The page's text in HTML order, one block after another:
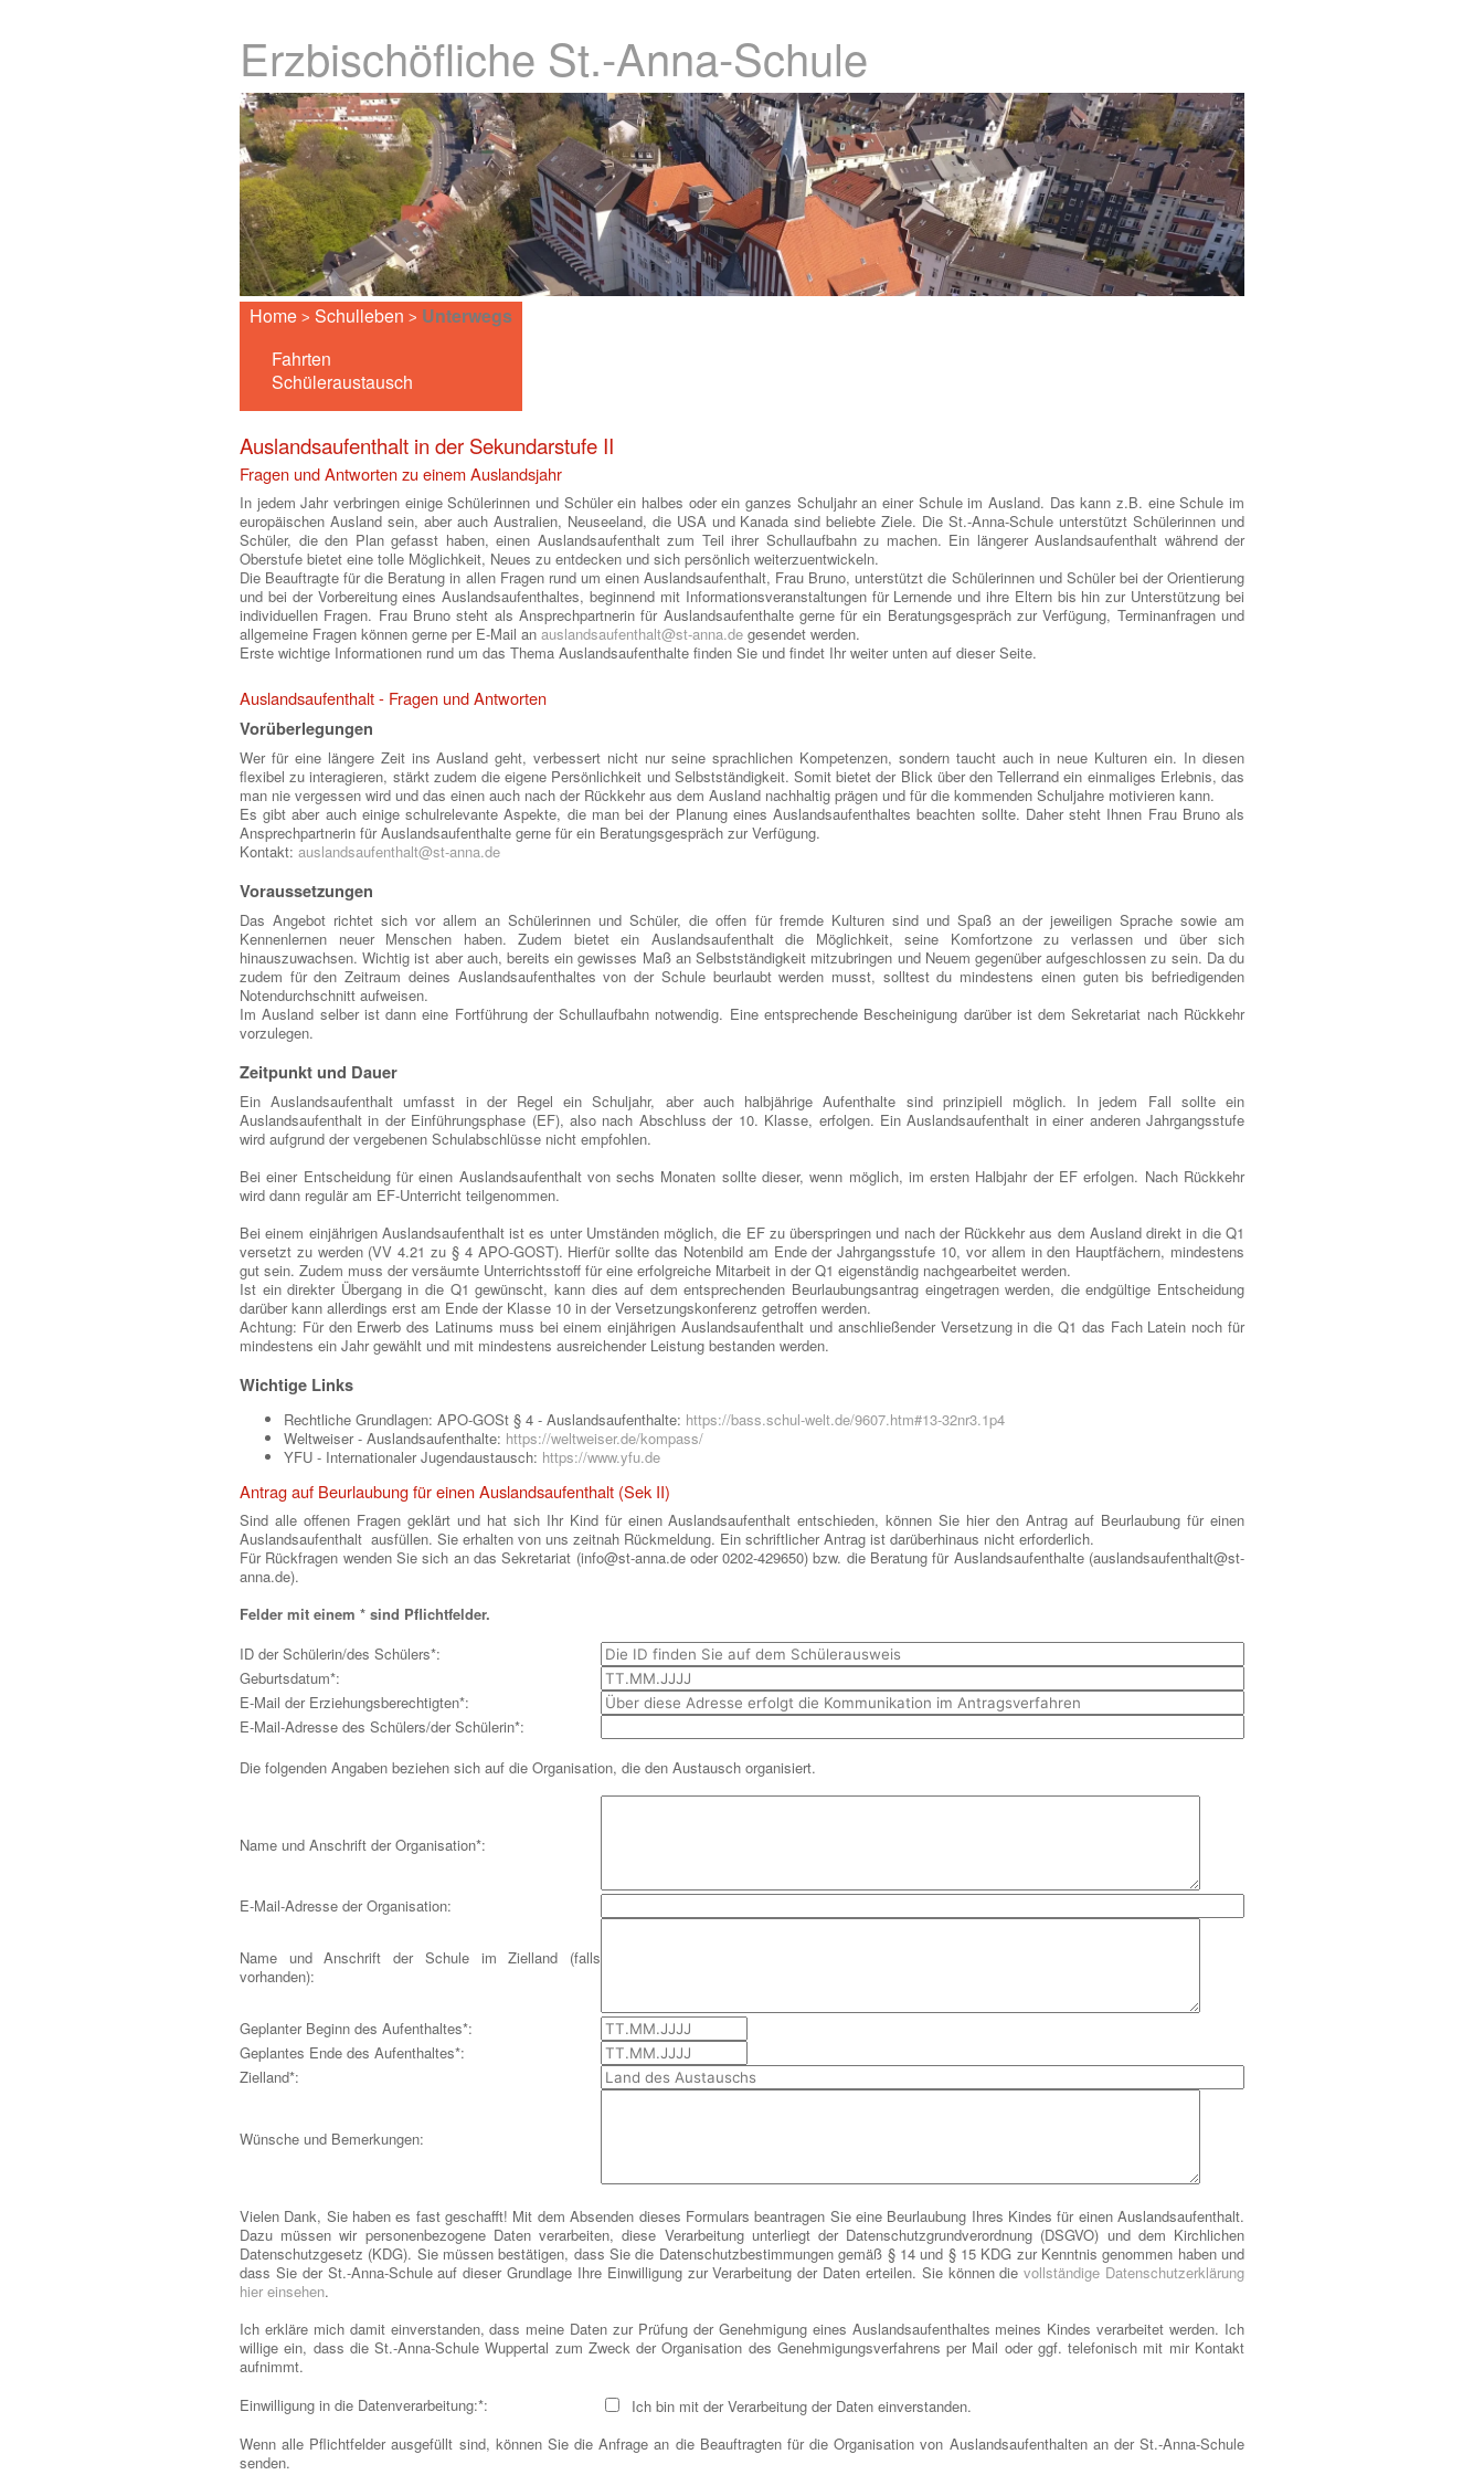
Erzbischöfliche St.-Anna-Schule
Home > Schulleben > Unterwegs
Fahrten
Schüleraustausch
Auslandsaufenthalt in der Sekundarstufe II
Fragen und Antworten zu einem Auslandsjahr
In jedem Jahr verbringen einige Schülerinnen und Schüler ein halbes oder ein ganzes Schuljahr an einer Schule im Ausland. Das kann z.B. eine Schule im
europäischen Ausland sein, aber auch Australien, Neuseeland, die USA und Kanada sind beliebte Ziele. Die St.-Anna-Schule unterstützt Schülerinnen und
Schüler, die den Plan gefasst haben, einen Auslandsaufenthalt zum Teil ihrer Schullaufbahn zu machen. Ein längerer Auslandsaufenthalt während der
Oberstufe bietet eine tolle Möglichkeit, Neues zu entdecken und sich persönlich weiterzuentwickeln.
Die Beauftragte für die Beratung in allen Fragen rund um einen Auslandsaufenthalt, Frau Bruno, unterstützt die Schülerinnen und Schüler bei der Orientierung
und bei der Vorbereitung eines Auslandsaufenthaltes, beginnend mit Informationsveranstaltungen für Lernende und ihre Eltern bis hin zur Unterstützung bei
individuellen Fragen. Frau Bruno steht als Ansprechpartnerin für Auslandsaufenthalte gerne für ein Beratungsgespräch zur Verfügung, Terminanfragen und
allgemeine Fragen können gerne per E-Mail an auslandsaufenthalt@st-anna.de gesendet werden.
Erste wichtige Informationen rund um das Thema Auslandsaufenthalte finden Sie und findet Ihr weiter unten auf dieser Seite.
Auslandsaufenthalt - Fragen und Antworten
Vorüberlegungen
Wer für eine längere Zeit ins Ausland geht, verbessert nicht nur seine sprachlichen Kompetenzen, sondern taucht auch in neue Kulturen ein. In diesen
flexibel zu interagieren, stärkt zudem die eigene Persönlichkeit und Selbstständigkeit. Somit bietet der Blick über den Tellerrand ein einmaliges Erlebnis, das
man nie vergessen wird und das einen auch nach der Rückkehr aus dem Ausland nachhaltig prägen und für die kommenden Schuljahre motivieren kann.
Es gibt aber auch einige schulrelevante Aspekte, die man bei der Planung eines Auslandsaufenthaltes beachten sollte. Daher steht Ihnen Frau Bruno als
Ansprechpartnerin für Auslandsaufenthalte gerne für ein Beratungsgespräch zur Verfügung.
Kontakt: auslandsaufenthalt@st-anna.de
Voraussetzungen
Das Angebot richtet sich vor allem an Schülerinnen und Schüler, die offen für fremde Kulturen sind und Spaß an der jeweiligen Sprache sowie am
Kennenlernen neuer Menschen haben. Zudem bietet ein Auslandsaufenthalt die Möglichkeit, seine Komfortzone zu verlassen und über sich
hinauszuwachsen. Wichtig ist aber auch, bereits ein gewisses Maß an Selbstständigkeit mitzubringen und Neuem gegenüber aufgeschlossen zu sein. Da du
zudem für den Zeitraum deines Auslandsaufenthaltes von der Schule beurlaubt werden musst, solltest du mindestens einen guten bis befriedigenden
Notendurchschnitt aufweisen.
Im Ausland selber ist dann eine Fortführung der Schullaufbahn notwendig. Eine entsprechende Bescheinigung darüber ist dem Sekretariat nach Rückkehr
vorzulegen.
Zeitpunkt und Dauer
Ein Auslandsaufenthalt umfasst in der Regel ein Schuljahr, aber auch halbjährige Aufenthalte sind prinzipiell möglich. In jedem Fall sollte ein
Auslandsaufenthalt in der Einführungsphase (EF), also nach Abschluss der 10. Klasse, erfolgen. Ein Auslandsaufenthalt in einer anderen Jahrgangsstufe
wird aufgrund der vergebenen Schulabschlüsse nicht empfohlen.
Bei einer Entscheidung für einen Auslandsaufenthalt von sechs Monaten sollte dieser, wenn möglich, im ersten Halbjahr der EF erfolgen. Nach Rückkehr
wird dann regulär am EF-Unterricht teilgenommen.
Bei einem einjährigen Auslandsaufenthalt ist es unter Umständen möglich, die EF zu überspringen und nach der Rückkehr aus dem Ausland direkt in die Q1
versetzt zu werden (VV 4.21 zu § 4 APO-GOST). Hierfür sollte das Notenbild am Ende der Jahrgangsstufe 10, vor allem in den Hauptfächern, mindestens
gut sein. Zudem muss der versäumte Unterrichtsstoff für eine erfolgreiche Mitarbeit in der Q1 eigenständig nachgearbeitet werden.
Ist ein direkter Übergang in die Q1 gewünscht, kann dies auf dem entsprechenden Beurlaubungsantrag eingetragen werden, die endgültige Entscheidung
darüber kann allerdings erst am Ende der Klasse 10 in der Versetzungskonferenz getroffen werden.
Achtung: Für den Erwerb des Latinums muss bei einem einjährigen Auslandsaufenthalt und anschließender Versetzung in die Q1 das Fach Latein noch für
mindestens ein Jahr gewählt und mit mindestens ausreichender Leistung bestanden werden.
Wichtige Links
Rechtliche Grundlagen: APO-GOSt § 4 - Auslandsaufenthalte: https://bass.schul-welt.de/9607.htm#13-32nr3.1p4
Weltweiser - Auslandsaufenthalte: https://weltweiser.de/kompass/
YFU - Internationaler Jugendaustausch: https://www.yfu.de
Antrag auf Beurlaubung für einen Auslandsaufenthalt (Sek II)
Sind alle offenen Fragen geklärt und hat sich Ihr Kind für einen Auslandsaufenthalt entschieden, können Sie hier den Antrag auf Beurlaubung für einen
Auslandsaufenthalt ausfüllen. Sie erhalten von uns zeitnah Rückmeldung. Ein schriftlicher Antrag ist darüberhinaus nicht erforderlich.
Für Rückfragen wenden Sie sich an das Sekretariat (info@st-anna.de oder 0202-429650) bzw. die Beratung für Auslandsaufenthalte (auslandsaufenthalt@st-
anna.de).
Felder mit einem * sind Pflichtfelder.
ID der Schülerin/des Schülers*:
Geburtsdatum*:
E-Mail der Erziehungsberechtigten*:
E-Mail-Adresse des Schülers/der Schülerin*:
Die folgenden Angaben beziehen sich auf die Organisation, die den Austausch organisiert.
Name und Anschrift der Organisation*:
E-Mail-Adresse der Organisation:
Name und Anschrift der Schule im Zielland (falls
vorhanden):
Geplanter Beginn des Aufenthaltes*:
Geplantes Ende des Aufenthaltes*:
Zielland*:
Wünsche und Bemerkungen:
Vielen Dank, Sie haben es fast geschafft! Mit dem Absenden dieses Formulars beantragen Sie eine Beurlaubung Ihres Kindes für einen Auslandsaufenthalt.
Dazu müssen wir personenbezogene Daten verarbeiten, diese Verarbeitung unterliegt der Datenschutzgrundverordnung (DSGVO) und dem Kirchlichen
Datenschutzgesetz (KDG). Sie müssen bestätigen, dass Sie die Datenschutzbestimmungen gemäß § 14 und § 15 KDG zur Kenntnis genommen haben und
dass Sie der St.-Anna-Schule auf dieser Grundlage Ihre Einwilligung zur Verarbeitung der Daten erteilen. Sie können dievollständige Datenschutzerklärung
hier einsehen.
Ich erkläre mich damit einverstanden, dass meine Daten zur Prüfung der Genehmigung eines Auslandsaufenthaltes meines Kindes verarbeitet werden. Ich
willige ein, dass die St.-Anna-Schule Wuppertal zum Zweck der Organisation des Genehmigungsverfahrens per Mail oder ggf. telefonisch mit mir Kontakt
aufnimmt.
Einwilligung in die Datenverarbeitung:*:
Ich bin mit der Verarbeitung der Daten einverstanden.
Wenn alle Pflichtfelder ausgefüllt sind, können Sie die Anfrage an die Beauftragten für die Organisation von Auslandsaufenthalten an der St.-Anna-Schule
senden.